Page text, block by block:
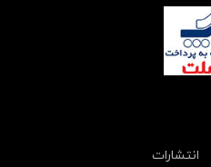
انتشارات